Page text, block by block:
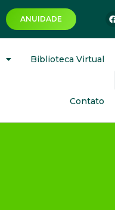
ANUIDADE
Biblioteca Virtual
Contato